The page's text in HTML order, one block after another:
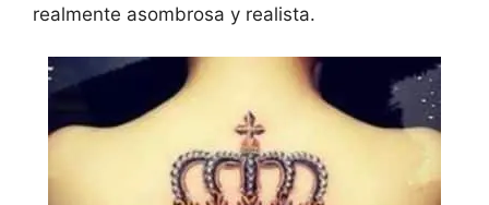
realmente asombrosa y realista.